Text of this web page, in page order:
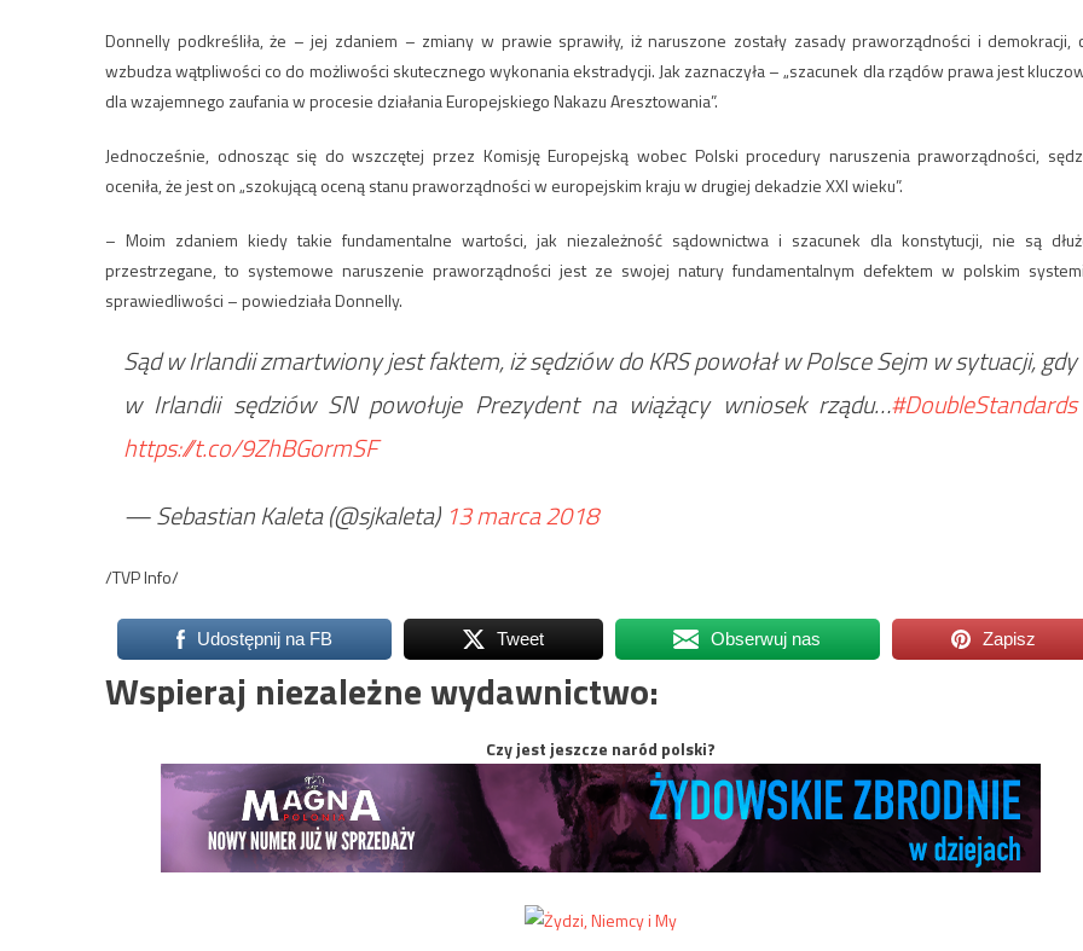
Donnelly podkreśliła, że – jej zdaniem – zmiany w prawie sprawiły, iż naruszone zostały zasady praworządności i demokracji,
wzbudza wątpliwości co do możliwości skutecznego wykonania ekstradycji. Jak zaznaczyła – „szacunek dla rządów prawa jest
dla wzajemnego zaufania w procesie działania Europejskiego Nakazu Aresztowania”.
Jednocześnie, odnosząc się do wszczętej przez Komisję Europejską wobec Polski procedury naruszenia praworządności,
oceniła, że jest on „szokującą oceną stanu praworządności w europejskim kraju w drugiej dekadzie XXI wieku”.
– Moim zdaniem kiedy takie fundamentalne wartości, jak niezależność sądownictwa i szacunek dla konstytucji, nie są
przestrzegane, to systemowe naruszenie praworządności jest ze swojej natury fundamentalnym defektem w polskim
sprawiedliwości – powiedziała Donnelly.
Sąd w Irlandii zmartwiony jest faktem, iż sędziów do KRS powołał w Polsce Sejm w sytuacji, gdy
w Irlandii sędziów SN powołuje Prezydent na wiążący wniosek rządu…#DoubleStandards
https://t.co/9ZhBGormSF
— Sebastian Kaleta (@sjkaleta) 13 marca 2018
/TVP Info/
Udostępnij na FB Tweet Obserwuj nas Zapisz
Wspieraj niezależne wydawnictwo:
Czy jest jeszcze naród polski?